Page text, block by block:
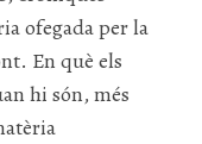
ofegada per la
En què els
hi són, més